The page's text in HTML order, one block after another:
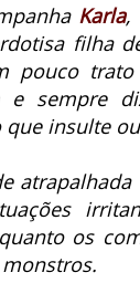
Karla,
filha
pouco
e sempre
que insulte
os